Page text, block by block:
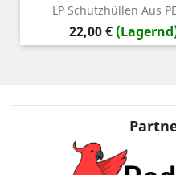
LP Schutzhüllen Aus
Preis
22,00 €